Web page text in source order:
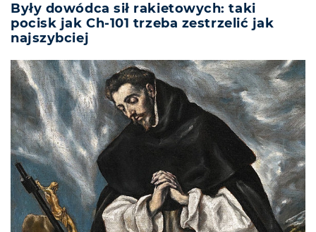
Były dowódca sił rakietowych: taki
pocisk jak Ch-101 trzeba zestrzelić jak
najszybciej